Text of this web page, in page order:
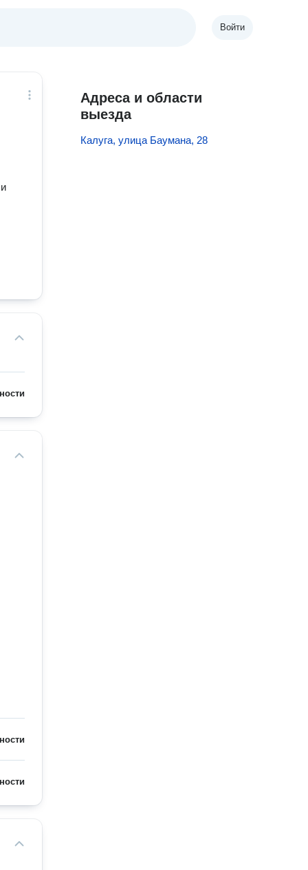
Войти
Адреса и области
выезда
Калуга, улица Баумана, 28